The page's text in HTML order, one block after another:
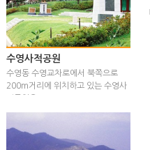
수영사적공원
수영동 수영교차로에서 북쪽으로
200m거리에 위치하고 있는 수영사